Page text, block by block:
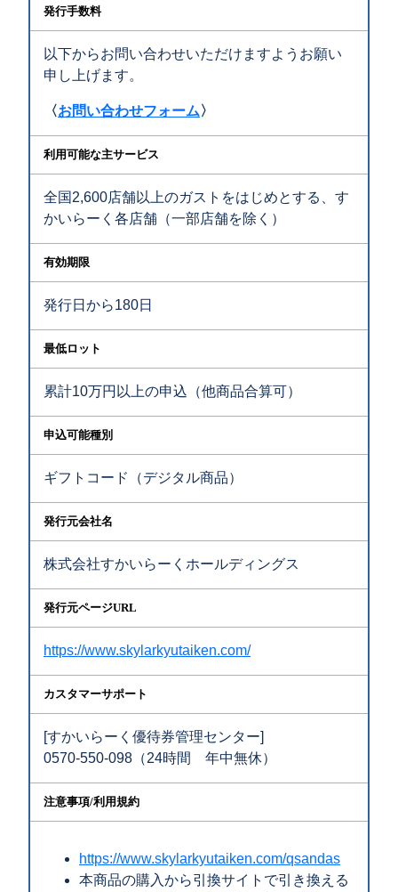
発行手数料
以下からお問い合わせいただけますようお願い
申し上げます。
〈お問い合わせフォーム〉
利用可能な主サービス
全国2,600店舗以上のガストをはじめとする、す
かいらーく各店舗（一部店舗を除く）
有効期限
発行日から180日
最低ロット
累計10万円以上の申込（他商品合算可）
申込可能種別
ギフトコード（デジタル商品）
発行元会社名
株式会社すかいらーくホールディングス
発行元ページURL
https://www.skylarkyutaiken.com/
カスタマーサポート
[すかいらーく優待券管理センター]
0570-550-098（24時間 年中無休）
注意事項/利用規約
https://www.skylarkyutaiken.com/qsandas
本商品の購入から引換サイトで引き換える